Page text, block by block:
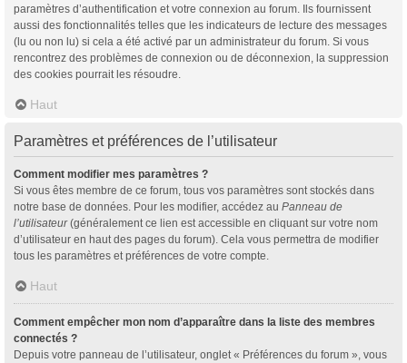
paramètres d’authentification et votre connexion au forum. Ils fournissent
aussi des fonctionnalités telles que les indicateurs de lecture des messages
(lu ou non lu) si cela a été activé par un administrateur du forum. Si vous
rencontrez des problèmes de connexion ou de déconnexion, la suppression
des cookies pourrait les résoudre.
Haut
Paramètres et préférences de l’utilisateur
Comment modifier mes paramètres ?
Si vous êtes membre de ce forum, tous vos paramètres sont stockés dans
notre base de données. Pour les modifier, accédez au Panneau de
l’utilisateur(généralement ce lien est accessible en cliquant sur votre nom
d’utilisateur en haut des pages du forum). Cela vous permettra de modifier
tous les paramètres et préférences de votre compte.
Haut
Comment empêcher mon nom d’apparaître dans la liste des membres
connectés ?
Depuis votre panneau de l’utilisateur, onglet « Préférences du forum », vous